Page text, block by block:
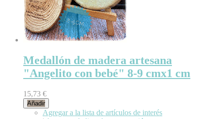
Medallón de madera artesana
"Angelito con bebé" 8-9 cmx1 cm
15,73 €
Añadir
Agregar a la lista de artículos de interés